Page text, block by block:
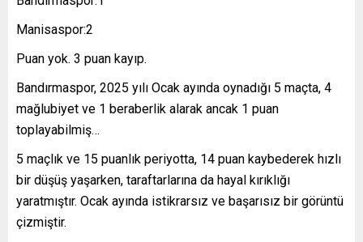
Manisaspor:2
Puan yok. 3 puan kayıp.
Bandırmaspor, 2025 yılı Ocak ayında oynadığı 5 maçta, 4
mağlubiyet ve 1 beraberlik alarak ancak 1 puan
toplayabilmiş…
5 maçlık ve 15 puanlık periyotta, 14 puan kaybederek hızlı
bir düşüş yaşarken, taraftarlarına da hayal kırıklığı
yaratmıştır. Ocak ayında istikrarsız ve başarısız bir görüntü
çizmiştir.